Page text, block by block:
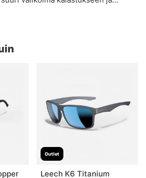
meiltä löydät tarvitsemasi! Jos et
asiakaspalvelutiimillemme
Outlet
Leech K6 Titanium